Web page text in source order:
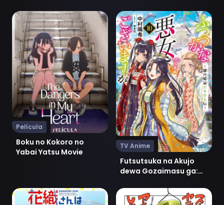
Película
Boku no Kokoro no
Yabai Yatsu Movie
Ver Boku no Kokoro no Yabai Yatsu Movie
TV Anime
Futsutsuka na Akujo
dewa Gozaimasu ga:
Den
Ver Futsutsuka na Akujo
Ver Hanaori-san wa Tensei shitemo Kenka ga Shitai
Ver Super no Ura de Yani